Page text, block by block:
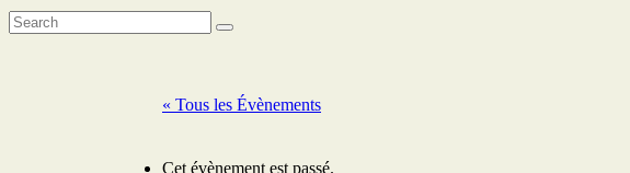
« Tous les Évènements
Cet évènement est passé.